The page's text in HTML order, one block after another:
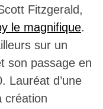
Fitzgerald,
le magnifique.
sur un
son passage en
Lauréat d’une
création